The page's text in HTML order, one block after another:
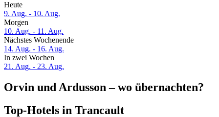
Heute
9. Aug. - 10. Aug.
Morgen
10. Aug. - 11. Aug.
Nächstes Wochenende
14. Aug. - 16. Aug.
In zwei Wochen
21. Aug. - 23. Aug.
Orvin und Ardusson – wo übernachten?
Top-Hotels in Trancault